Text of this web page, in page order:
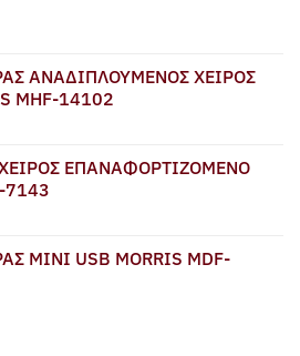
ΑΝΑΔΙΠΛΟΥΜΕΝΟΣ ΧΕΙΡΟΣ
MHF-14102
ΕΠΑΝΑΦΟΡΤΙΖΟΜΕΝΟ
7143
MINI USB MORRIS MDF-